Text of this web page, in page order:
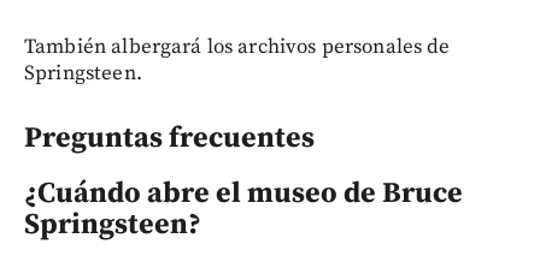
También albergará los archivos personales de
Springsteen.
Preguntas frecuentes
¿Cuándo abre el museo de Bruce
Springsteen?